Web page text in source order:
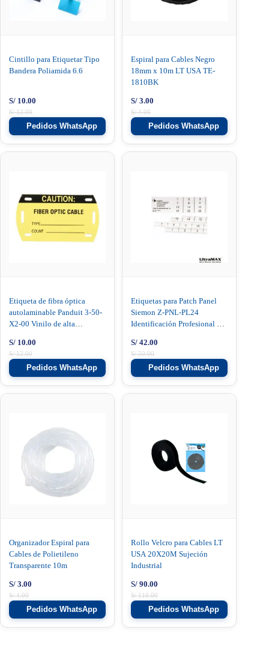
Cintillo para Etiquetar Tipo
Bandera Poliamida 6.6
S/12.00
S/ 10.00
Pedidos WhatsApp
Espiral para Cables Negro
18mm x 10m LT USA TE-
1810BK
S/4.00
S/ 3.00
Pedidos WhatsApp
Etiqueta de fibra óptica
autolaminable Panduit 3-50-
X2-00 Vinilo de alta
S/12.00
S/ 10.00
Pedidos WhatsApp
Etiquetas para Patch Panel
Siemon Z-PNL-PL24
Identificación Profesional de
S/50.00
S/ 42.00
Pedidos WhatsApp
Organizador Espiral para
Cables de Polietileno
Transparente 10m
S/4.00
S/ 3.00
Pedidos WhatsApp
Rollo Velcro para Cables LT
USA 20X20M Sujeción
Industrial
S/110.00
S/ 90.00
Pedidos WhatsApp